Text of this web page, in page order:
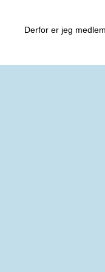
Derfor er jeg medlem